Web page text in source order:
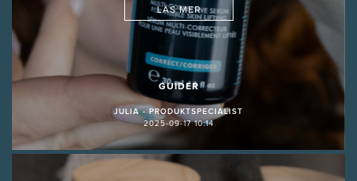
LÄS MER
GUIDER
JULIA - PRODUKTSPECIALIST
2025-09-17 10:14